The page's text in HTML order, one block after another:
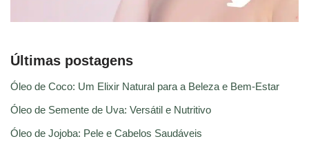
Últimas postagens
Óleo de Coco: Um Elixir Natural para a Beleza e Bem-Estar
Óleo de Semente de Uva: Versátil e Nutritivo
Óleo de Jojoba: Pele e Cabelos Saudáveis